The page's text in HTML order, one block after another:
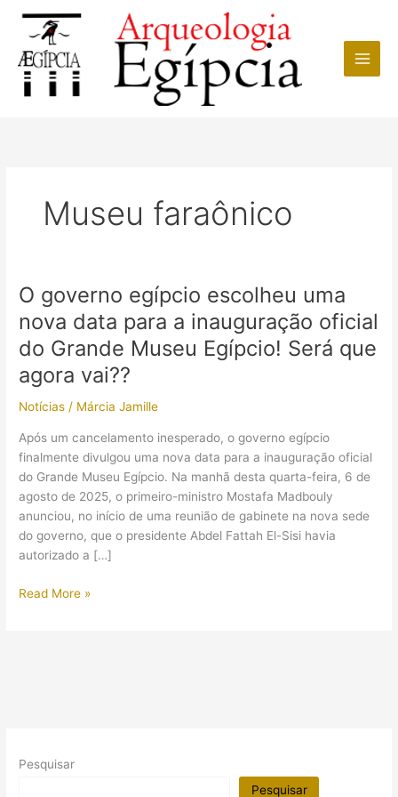
conteúdo
Museu faraônico
O governo egípcio escolheu uma
nova data para a inauguração oficial
do Grande Museu Egípcio! Será que
agora vai??
Notícias / Márcia Jamille
Após um cancelamento inesperado, o governo egípcio
finalmente divulgou uma nova data para a inauguração oficial
do Grande Museu Egípcio. Na manhã desta quarta-feira, 6 de
agosto de 2025, o primeiro-ministro Mostafa Madbouly
anunciou, no início de uma reunião de gabinete na nova sede
do governo, que o presidente Abdel Fattah El-Sisi havia
autorizado a […]
O
inauguração
Read More »
Pesquisar
Pesquisar